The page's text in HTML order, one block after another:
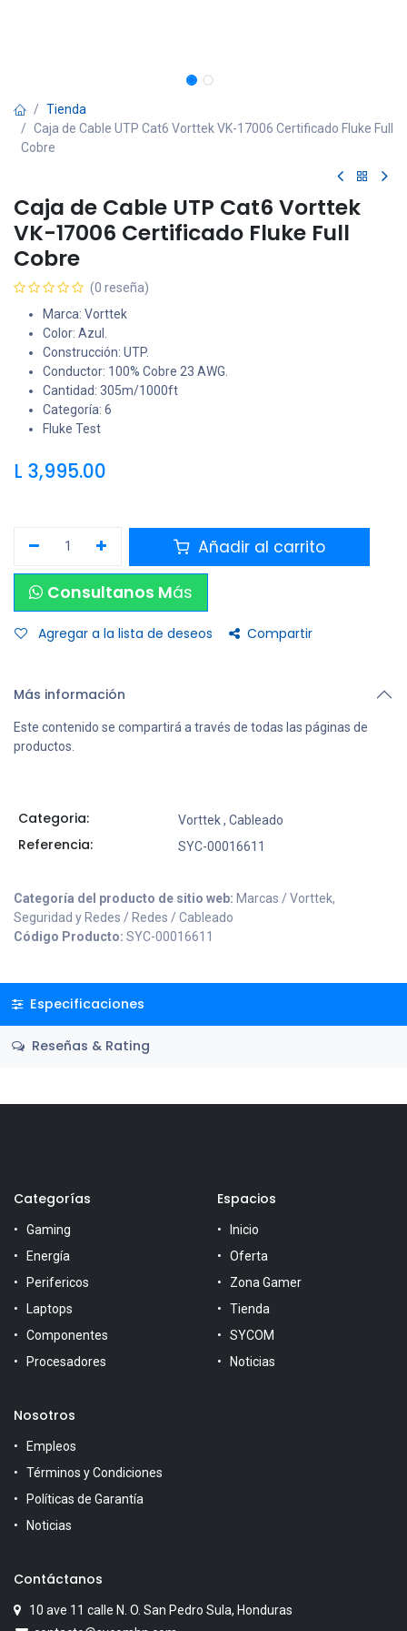
Tienda
Caja de Cable UTP Cat6 Vorttek VK-17006 Certificado Fluke Full
Cobre
Caja de Cable UTP Cat6 Vorttek
VK-17006 Certificado Fluke Full
Cobre
(0 reseña)
Marca: Vorttek
Color: Azul.
Construcción: UTP.
Conductor: 100% Cobre 23 AWG.
Cantidad: 305m/1000ft
Categoría: 6
Fluke Test
L 3,995.00
Añadir al carrito
Consultanos Más
Agregar a la lista de deseos Compartir
Más información
Este contenido se compartirá a través de todas las páginas de
productos.
Categoria: Vorttek, Cableado
Referencia: SYC-00016611
Categoría del producto de sitio web: Marcas / Vorttek,
Seguridad y Redes / Redes / Cableado
Código Producto: SYC-00016611
Especificaciones
Reseñas & Rating
Categorías
Gaming
Energía
Perifericos
Laptops
Componentes
Procesadores
Espacios
Inicio
Oferta
Zona Gamer
Tienda
SYCOM
Noticias
Nosotros
Empleos
Términos y Condiciones
Políticas de Garantía
Noticias
Contáctanos
10 ave 11 calle N. O. San Pedro Sula, Honduras